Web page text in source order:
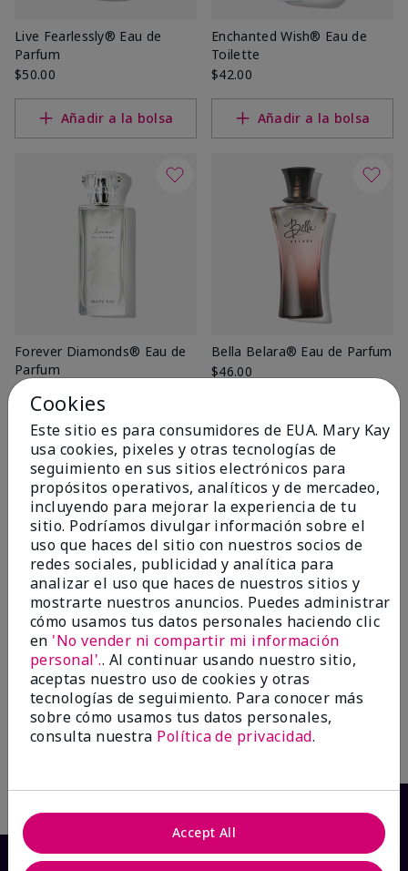
Live Fearlessly® Eau de
Parfum
$50.00
Añadir a la bolsa
Enchanted Wish® Eau de
Toilette
$42.00
Añadir a la bolsa
Forever Diamonds® Eau de
Parfum
$48.00
Añadir a la bolsa
Bella Belara® Eau de Parfum
$46.00
Añadir a la bolsa
Belara® Eau de Parfum
$46.00
Thinking of You® Eau de
Parfum
$40.00
Cookies
Este sitio es para consumidores de EUA. Mary Kay
usa cookies, pixeles y otras tecnologías de
seguimiento en sus sitios electrónicos para
propósitos operativos, analíticos y de mercadeo,
incluyendo para mejorar la experiencia de tu
sitio. Podríamos divulgar información sobre el
uso que haces del sitio con nuestros socios de
redes sociales, publicidad y analítica para
analizar el uso que haces de nuestros sitios y
mostrarte nuestros anuncios. Puedes administrar
cómo usamos tus datos personales haciendo clic
en 'No vender ni compartir mi información
personal'.. Al continuar usando nuestro sitio,
aceptas nuestro uso de cookies y otras
tecnologías de seguimiento. Para conocer más
sobre cómo usamos tus datos personales,
consulta nuestra Política de privacidad.
Accept All